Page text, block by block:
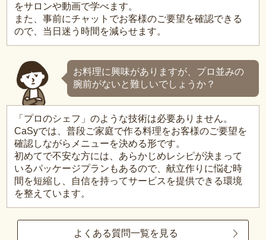
をサロンや動画で学べます。
また、事前にチャットでお客様のご要望を確認できる
ので、当日迷う時間を減らせます。
お料理に興味がありますが、プロ並みの
腕前がないと難しいでしょうか？
「プロのシェフ」のような技術は必要ありません。
CaSyでは、普段ご家庭で作る料理をお客様のご要望を
確認しながらメニューを決める形です。
初めてで不安な方には、あらかじめレシピが決まって
いるパッケージプランもあるので、献立作りに悩む時
間を短縮し、自信を持ってサービスを提供できる環境
を整えています。
よくある質問一覧を見る